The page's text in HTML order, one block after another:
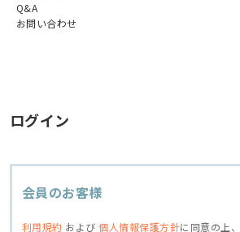
Q&A
お問い合わせ
ログイン
会員のお客様
利用規約 および個人情報保護方針に同意の上、